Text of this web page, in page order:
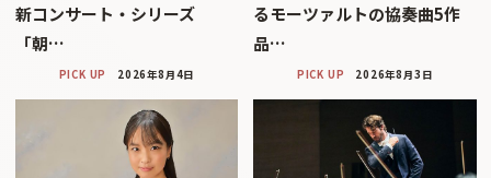
新コンサート・シリーズ
「朝…
PICK UP 2026年8月4日
るモーツァルトの協奏曲5作
品…
PICK UP 2026年8月3日